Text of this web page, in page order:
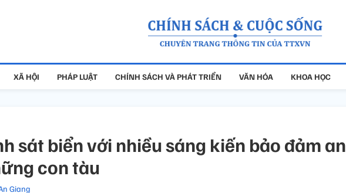
XÃ HỘI PHÁP LUẬT CHÍNH SÁCH VÀ PHÁT TRIỂN VĂN HÓA KHOA HỌC
sát biển với nhiều sáng kiến bảo đảm an
con tàu
Giang